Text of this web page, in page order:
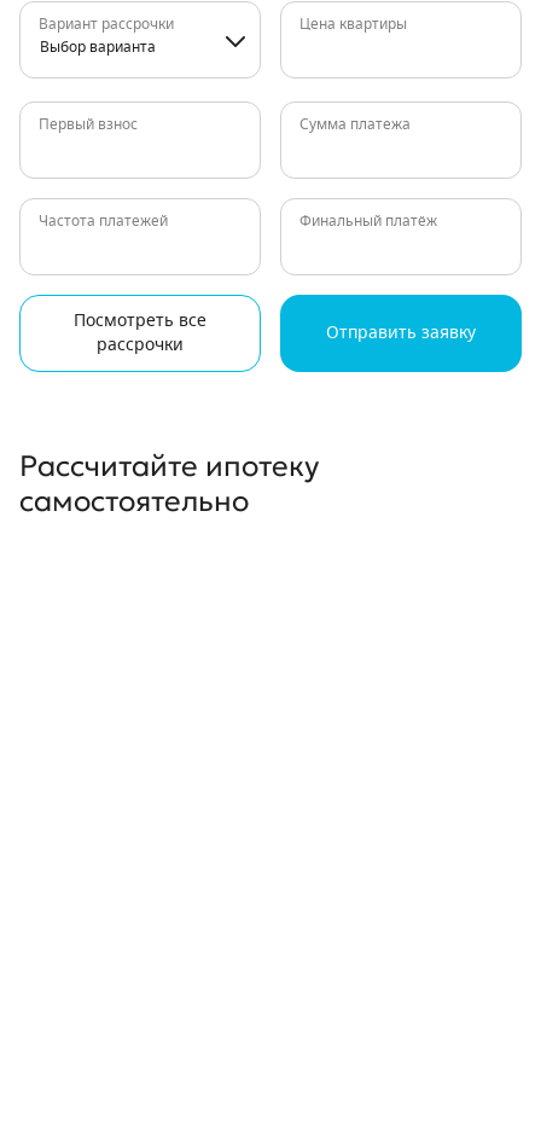
Вариант рассрочки
Выбор варианта
Цена квартиры
Первый взнос Сумма платежа
Частота платежей Финальный платёж
Посмотреть все
рассрочки
Отправить заявку
Рассчитайте ипотеку
самостоятельно